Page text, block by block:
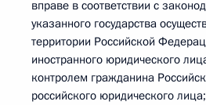
вправе в соответствии с
указанного государства
территории Российской
иностранного юридического
контролем гражданина
российского юридического